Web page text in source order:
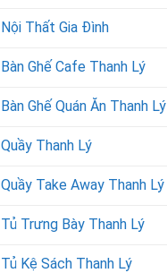
Nội Thất Gia Đình
Bàn Ghế Cafe Thanh Lý
Bàn Ghế Quán Ăn Thanh Lý
Quầy Thanh Lý
Quầy Take Away Thanh Lý
Tủ Trưng Bày Thanh Lý
Tủ Kệ Sách Thanh Lý